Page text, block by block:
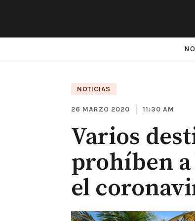
NOTICIAS
26 MARZO 2020 11:30 AM
Varios
prohíben
el